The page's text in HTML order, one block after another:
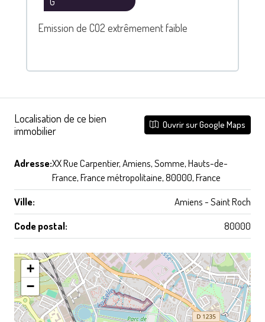
Emission de CO2 extrêmement faible
Localisation de ce bien
immobilier
Ouvrir sur Google Maps
Adresse:XX Rue Carpentier, Amiens, Somme, Hauts-de-
France, France métropolitaine, 80000, France
Ville:
Amiens - Saint Roch
Code postal:
80000
+
−